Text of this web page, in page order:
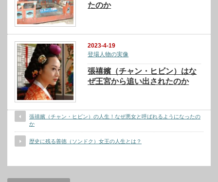
たのか
2023-4-19
登場人物の実像
張禧嬪（チャン・ヒビン）はな
ぜ王宮から追い出されたのか
張禧嬪（チャン・ヒビン）の人生！なぜ悪女と呼ばれるようになったの
か
歴史に残る善徳（ソンドク）女王の人生とは？